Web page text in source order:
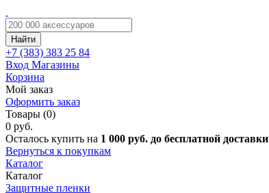
Найти
+7 (383) 383 25 84
Вход Магазины
Корзина
Мой заказ
Оформить заказ
Товары (0)
0 руб.
Осталось купить на 1 000 руб. до бесплатной доставки
Вернуться к покупкам
Каталог
Каталог
Защитные пленки